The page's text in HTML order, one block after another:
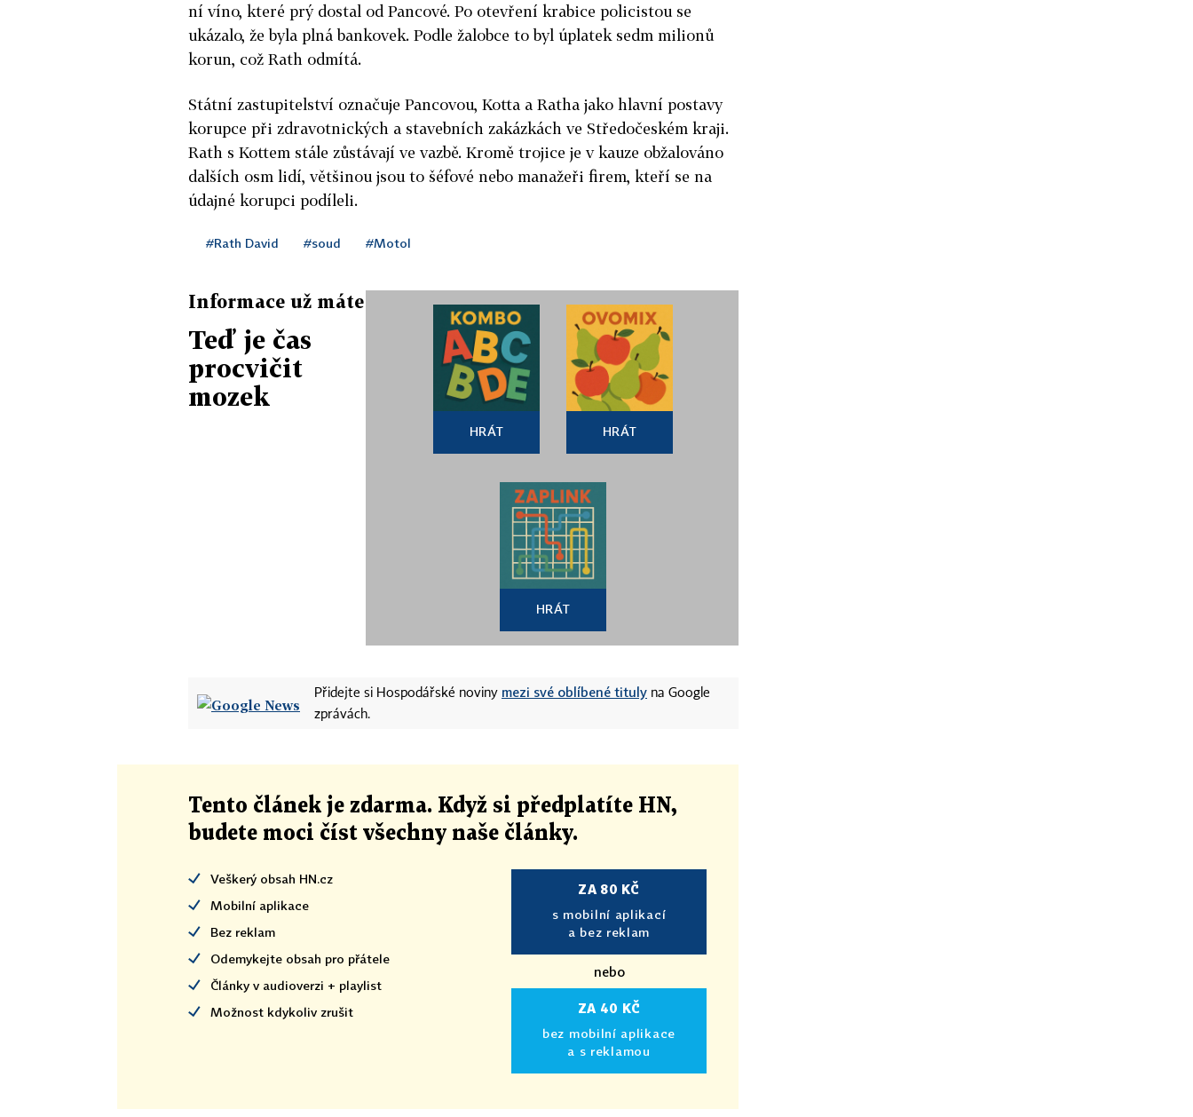
ní víno, které prý dostal od Pancové. Po otevření krabice policistou se
ukázalo, že byla plná bankovek. Podle žalobce to byl úplatek sedm milionů
korun, což Rath odmítá.
Státní zastupitelství označuje Pancovou, Kotta a Ratha jako hlavní postavy
korupce při zdravotnických a stavebních zakázkách ve Středočeském kraji.
Rath s Kottem stále zůstávají ve vazbě. Kromě trojice je v kauze obžalováno
dalších osm lidí, většinou jsou to šéfové nebo manažeři firem, kteří se na
údajné korupci podíleli.
#Rath David #soud #Motol
Informace už máte
Teď je čas
procvičit
mozek
HRÁT HRÁT
HRÁT
Přidejte si Hospodářské noviny mezi své oblíbené tituly na Google
zprávách.
Tento článek je zdarma. Když si předplatíte HN,
budete moci číst všechny naše články.
Veškerý obsah HN.cz
Mobilní aplikace
Bez reklam
Odemykejte obsah pro přátele
Články v audioverzi + playlist
Možnost kdykoliv zrušit
ZA 80 KČ
s mobilní aplikací
a bez reklam
nebo
ZA 40 KČ
bez mobilní aplikace
a s reklamou